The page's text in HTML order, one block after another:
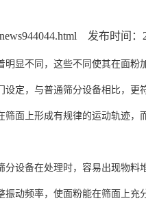
发布时间：
不同，这些不同使其在面粉
定，与普通筛分设备相比，更
面上形成有规律的运动轨迹，
设备在处理时，容易出现物料
动频率，使面粉能在筛面上充